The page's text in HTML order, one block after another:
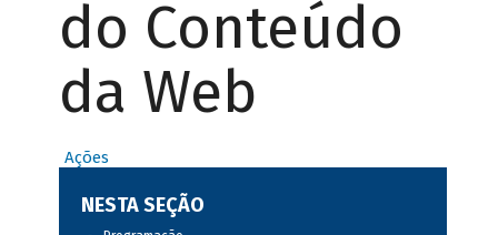
do Conteúdo
da Web
Ações
NESTA SEÇÃO